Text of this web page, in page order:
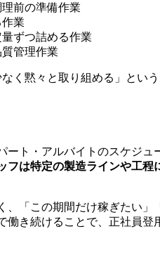
前の準備作業
業
ずつ詰める作業
管理作業
く黙々と取り組める」という
ート・アルバイトのスケジュ
フは特定の製造ラインや工程
、「この期間だけ稼ぎたい」
働き続けることで、正社員登